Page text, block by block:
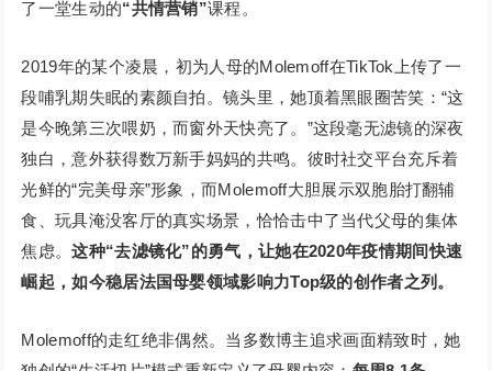
了一堂生动的“共情营销”课程。
2019年的某个凌晨，初为人母的Molemoff在TikTok上传了一
段哺乳期失眠的素颜自拍。镜头里，她顶着黑眼圈苦笑：“这
是今晚第三次喂奶，而窗外天快亮了。”这段毫无滤镜的深夜
独白，意外获得数万新手妈妈的共鸣。彼时社交平台充斥着
光鲜的“完美母亲”形象，而Molemoff大胆展示双胞胎打翻辅
食、玩具淹没客厅的真实场景，恰恰击中了当代父母的集体
焦虑。这种“去滤镜化”的勇气，让她在2020年疫情期间快速
崛起，如今稳居法国母婴领域影响力Top级的创作者之列。
Molemoff的走红绝非偶然。当多数博主追求画面精致时，她